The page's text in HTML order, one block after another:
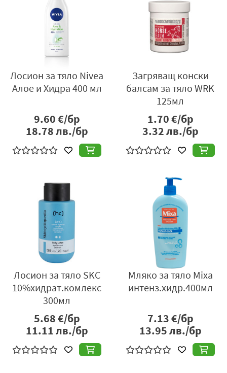
Лосион за тяло Nivea
Алое и Хидра 400 мл
9.60€/бр
18.78лв./бр
Загряващ конски
балсам за тяло WRK
125мл
1.70€/бр
3.32лв./бр
Лосион за тяло SKC
10%хидрат.комлекс
300мл
5.68€/бр
11.11лв./бр
Мляко за тяло Mixa
интенз.хидр.400мл
7.13€/бр
13.95лв./бр